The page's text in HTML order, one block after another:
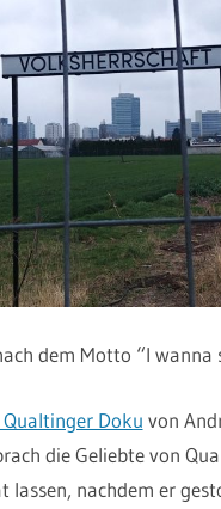
dem Motto “I
Doku von
die Geliebte von
lassen, nachdem er